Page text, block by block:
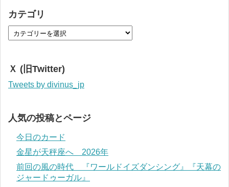
カテゴリ
Ｘ (旧Twitter)
Tweets by divinus_jp
人気の投稿とページ
今日のカード
金星が天秤座へ 2026年
前回の風の時代 『ワールドイズダンシング』『天幕の
ジャードゥーガル』